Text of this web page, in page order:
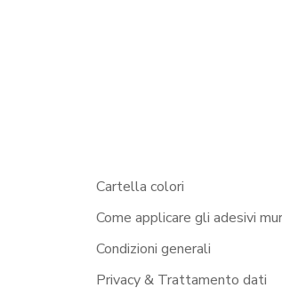
Cartella colori
Come applicare gli adesivi
Condizioni generali
Privacy & Trattamento dati